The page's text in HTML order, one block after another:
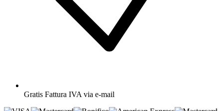
Gratis Fattura IVA via e-mail